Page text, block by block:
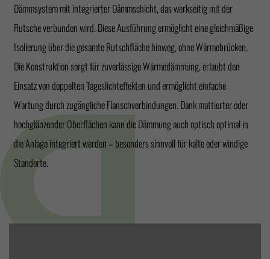
Dämmsystem mit integrierter Dämmschicht, das werkseitig mit der
Rutsche verbunden wird. Diese Ausführung ermöglicht eine gleichmäßige
Isolierung über die gesamte Rutschfläche hinweg, ohne Wärmebrücken.
Die Konstruktion sorgt für zuverlässige Wärmedämmung, erlaubt den
Einsatz von doppelten Tageslichteffekten und ermöglicht einfache
Wartung durch zugängliche Flanschverbindungen. Dank mattierter oder
hochglänzender Oberflächen kann die Dämmung auch optisch optimal in
die Anlage integriert werden – besonders sinnvoll für kalte oder windige
Standorte.